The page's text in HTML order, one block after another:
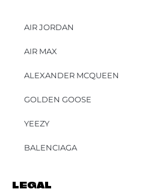
AIR JORDAN
AIR MAX
ALEXANDER MCQUEEN
GOLDEN GOOSE
YEEZY
BALENCIAGA
LEGAL